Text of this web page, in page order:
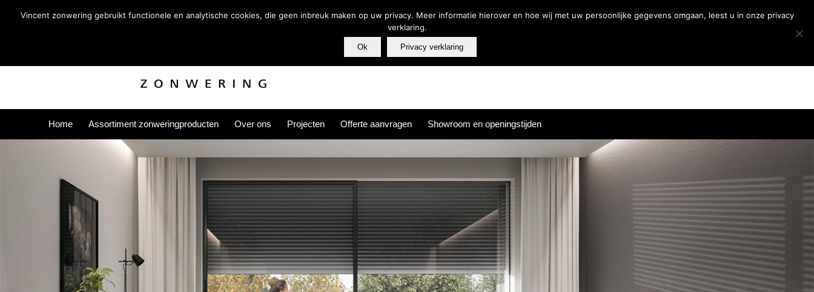
Home Assortiment zonweringproducten Over ons Projecten Offerte aanvragen Showroom en openingstijden
Vincent zonwering gebruikt functionele en analytische cookies, die geen inbreuk maken op uw privacy. Meer informatie hierover en hoe wij met uw persoonlijke gegevens omgaan, leest u in onze privacy
verklaring.
Ok Privacy verklaring